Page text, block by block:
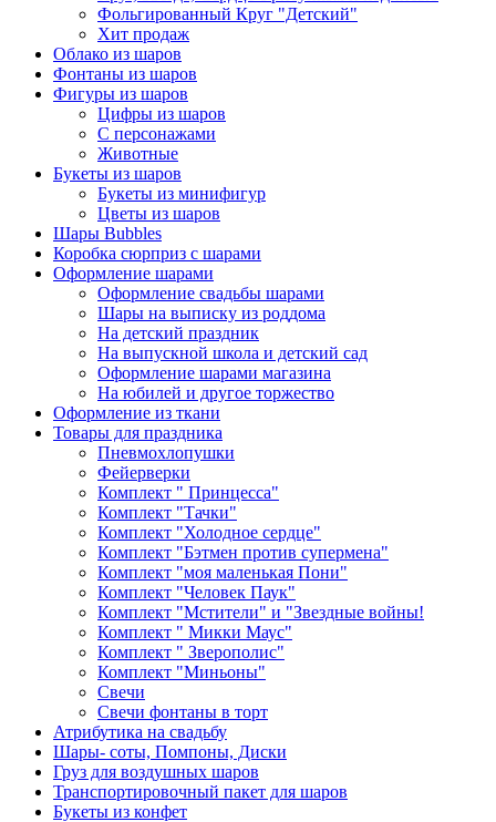
Фольгированный Круг "Детский"
Хит продаж
Облако из шаров
Фонтаны из шаров
Фигуры из шаров
Цифры из шаров
С персонажами
Животные
Букеты из шаров
Букеты из минифигур
Цветы из шаров
Шары Bubbles
Коробка сюрприз с шарами
Оформление шарами
Оформление свадьбы шарами
Шары на выписку из роддома
На детский праздник
На выпускной школа и детский сад
Оформление шарами магазина
На юбилей и другое торжество
Оформление из ткани
Товары для праздника
Пневмохлопушки
Фейерверки
Комплект " Принцесса"
Комплект "Тачки"
Комплект "Холодное сердце"
Комплект "Бэтмен против супермена"
Комплект "моя маленькая Пони"
Комплект "Человек Паук"
Комплект "Мстители" и "Звездные войны!
Комплект " Микки Маус"
Комплект " Зверополис"
Комплект "Миньоны"
Свечи
Свечи фонтаны в торт
Атрибутика на свадьбу
Шары- соты, Помпоны, Диски
Груз для воздушных шаров
Транспортировочный пакет для шаров
Букеты из конфет